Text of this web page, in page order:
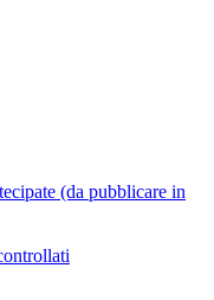
(da pubblicare in